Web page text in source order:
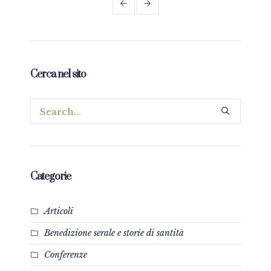
Cerca nel sito
Categorie
Articoli
Benedizione serale e storie di santità
Conferenze